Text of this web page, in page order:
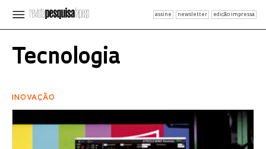
assine newsletter edição impressa
Tecnologia
INOVAÇÃO